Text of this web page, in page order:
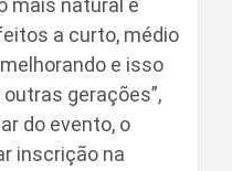
mais natural e
a curto, médio
e isso
gerações”,
do evento, o
inscrição na